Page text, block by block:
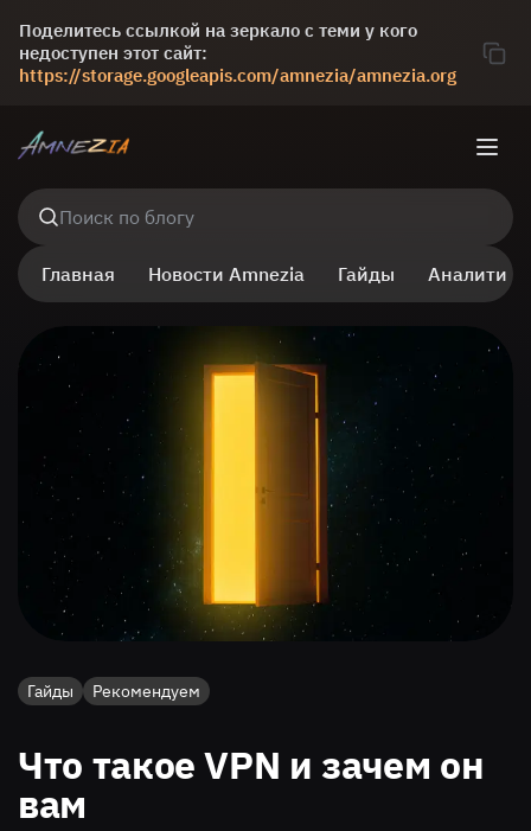
Поделитесь ссылкой на зеркало с теми у кого
недоступен этот сайт:
https://storage.googleapis.com/amnezia/amnezia.org
Поиск по блогу
Главная Новости Amnezia Гайды Аналитика
Гайды Рекомендуем
Что такое VPN и зачем он
вам